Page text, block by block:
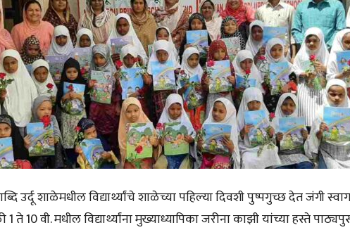
उर्दू शाळेमधील विद्यार्थ्यांचे शाळेच्या पहिल्या दिवशी पुष्पगुच्छ देत जंगी
10 वी. मधील विद्यार्थ्यांना मुख्याध्यापिका जरीना काझी यांच्या हस्ते